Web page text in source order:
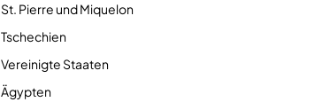
St. Pierre und Miquelon
Tschechien
Vereinigte Staaten
Ägypten